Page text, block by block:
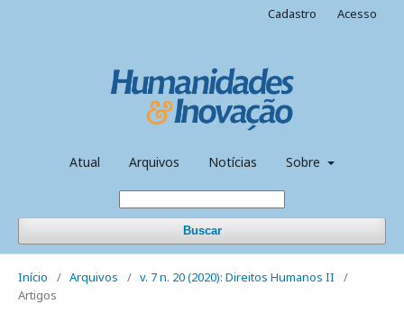
Atual Arquivos Notícias Sobre
Buscar
Cadastro Acesso
Início / Arquivos / v. 7 n. 20 (2020): Direitos Humanos II
/
Artigos